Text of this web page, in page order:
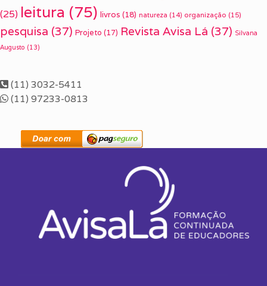
(25) leitura (75) livros (18) natureza (14) organização (15)
pesquisa (37) Projeto (17) Revista Avisa Lá (37) Silvana
Augusto (13)
(11) 3032-5411
(11) 97233-0813